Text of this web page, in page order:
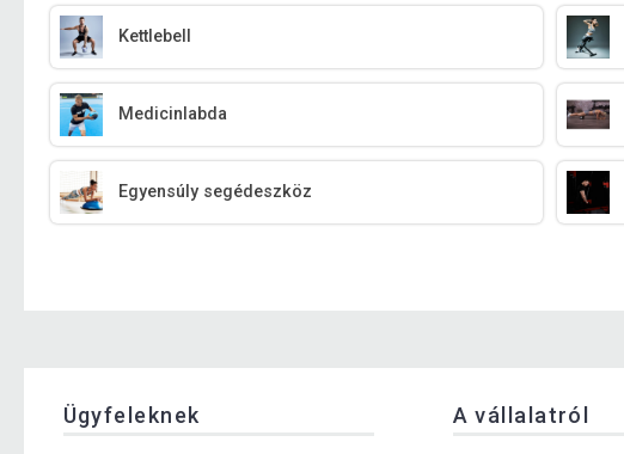
Kettlebell
Medicinlabda
Egyensúly segédeszköz
Ügyfeleknek A vállalatról